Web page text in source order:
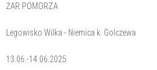
ŻAR POMORZA
Legowisko Wilka - Niemica k. Golczewa
13.06.-14.06.2025